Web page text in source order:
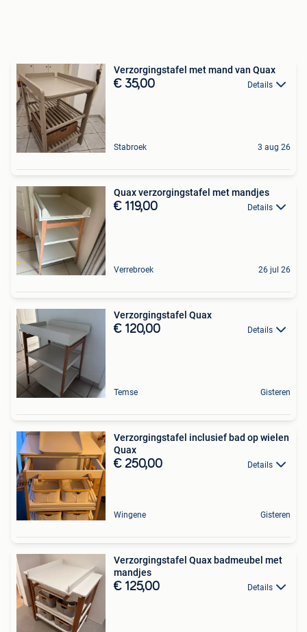
Verzorgingstafel met mand van Quax
€ 35,00 Details
Stabroek 3 aug 26
Quax verzorgingstafel met mandjes
€ 119,00 Details
Verrebroek 26 jul 26
Verzorgingstafel Quax
€ 120,00 Details
Temse Gisteren
Verzorgingstafel inclusief bad op wielen
Quax
€ 250,00 Details
Wingene Gisteren
Verzorgingstafel Quax badmeubel met
mandjes
€ 125,00 Details